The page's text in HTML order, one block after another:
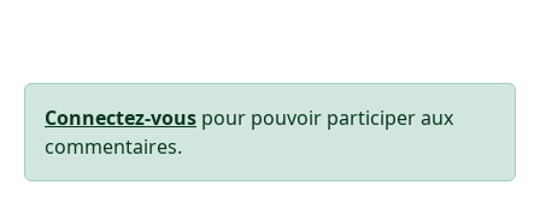
Connectez-vous pour pouvoir participer aux
commentaires.